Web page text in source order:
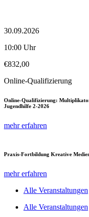
30.09.2026
10:00 Uhr
€832,00
Online-Qualifizierung
Online-Qualifizierung:
Jugendhilfe 2-2026
mehr erfahren
Praxis-Fortbildung Kreative
mehr erfahren
Alle Veranstaltungen
Alle Veranstaltungen